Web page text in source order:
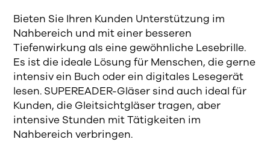
Bieten Sie Ihren Kunden Unterstützung im
Nahbereich und mit einer besseren
Tiefenwirkung als eine gewöhnliche Lesebrille.
Es ist die ideale Lösung für Menschen, die gerne
intensiv ein Buch oder ein digitales Lesegerät
lesen. SUPEREADER-Gläser sind auch ideal für
Kunden, die Gleitsichtgläser tragen, aber
intensive Stunden mit Tätigkeiten im
Nahbereich verbringen.